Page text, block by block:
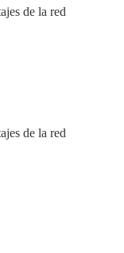
de la red
de la red